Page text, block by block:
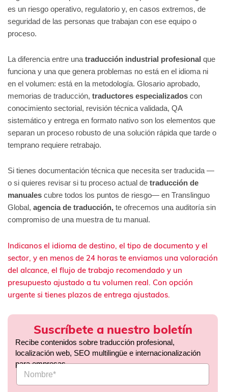
es un riesgo operativo, regulatorio y, en casos extremos, de
seguridad de las personas que trabajan con ese equipo o
proceso.
La diferencia entre una traducción industrial profesional que
funciona y una que genera problemas no está en el idioma ni
en el volumen: está en la metodología. Glosario aprobado,
memorias de traducción, traductores especializados con
conocimiento sectorial, revisión técnica validada, QA
sistemático y entrega en formato nativo son los elementos que
separan un proceso robusto de una solución rápida que tarde o
temprano requiere retrabajo.
Si tienes documentación técnica que necesita ser traducida —
o si quieres revisar si tu proceso actual de traducción de
manuales cubre todos los puntos de riesgo— en Translinguo
Global, agencia de traducción, te ofrecemos una auditoría sin
compromiso de una muestra de tu manual.
Indicanos el idioma de destino, el tipo de documento y el
sector, y en menos de 24 horas te enviamos una valoración
del alcance, el flujo de trabajo recomendado y un
presupuesto ajustado a tu volumen real. Con opción
urgente si tienes plazos de entrega ajustados.
Suscríbete a nuestro boletín
Recibe contenidos sobre traducción profesional,
localización web, SEO multilingüe e internacionalización
para empresas.